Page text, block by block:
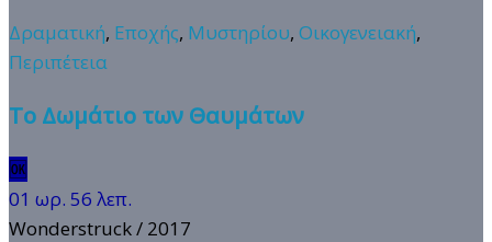
Δραματική, Εποχής, Μυστηρίου, Οικογενειακή,
Περιπέτεια
Το Δωμάτιο των Θαυμάτων
🆗
01 ωρ. 56 λεπ.
Wonderstruck/ 2017